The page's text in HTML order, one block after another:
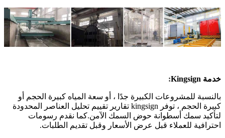
خدمة Kingsign :
بالنسبة للمشروعات الكبيرة جدًا ، أو سعة المياه كبيرة الحجم أو
كبيرة الحجم ، توفر kingsign تقارير تقييم تحليل العناصر المحدودة
لتأكيد سمك أسطوانة حوض السمك الآمن.كما نقدم رسومات
احترافية للعملاء قبل عرض الأسعار وقبل تقديم الطلبات.